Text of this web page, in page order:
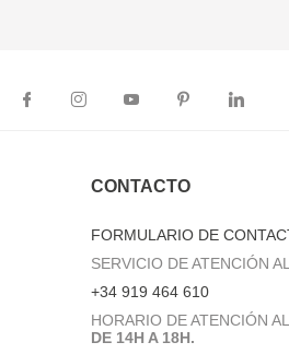
CONTACTO
FORMULARIO DE
SERVICIO DE ATENCIÓN
+34 919 464 610
HORARIO DE ATENCIÓN
DE 14H A 18H.